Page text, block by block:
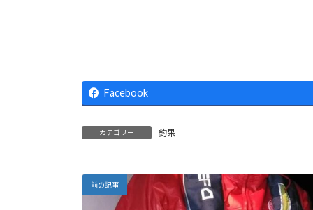
Facebook
カテゴリー 釣果
前の記事